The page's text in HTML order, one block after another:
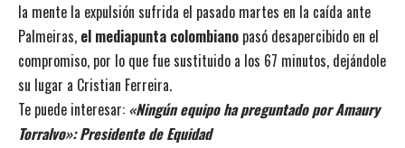
la mente la expulsión sufrida el pasado martes en la caída ante
Palmeiras, el mediapunta colombiano pasó desapercibido en el
compromiso, por lo que fue sustituido a los 67 minutos, dejándole
su lugar a Cristian Ferreira.
Te puede interesar: «Ningún equipo ha preguntado por Amaury
Torralvo»: Presidente de Equidad